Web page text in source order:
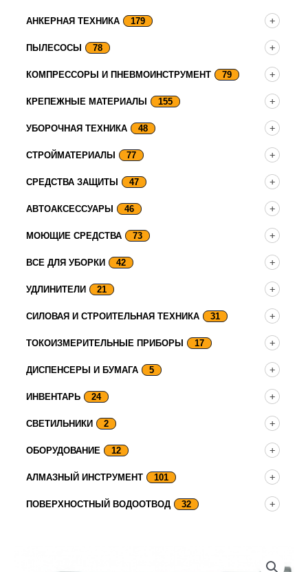
АНКЕРНАЯ ТЕХНИКА 179
ПЫЛЕСОСЫ 78
КОМПРЕССОРЫ И ПНЕВМОИНСТРУМЕНТ 79
КРЕПЕЖНЫЕ МАТЕРИАЛЫ 155
УБОРОЧНАЯ ТЕХНИКА 48
СТРОЙМАТЕРИАЛЫ 77
СРЕДСТВА ЗАЩИТЫ 47
АВТОАКСЕССУАРЫ 46
МОЮЩИЕ СРЕДСТВА 73
ВСЕ ДЛЯ УБОРКИ 42
УДЛИНИТЕЛИ 21
СИЛОВАЯ И СТРОИТЕЛЬНАЯ ТЕХНИКА 31
ТОКОИЗМЕРИТЕЛЬНЫЕ ПРИБОРЫ 17
ДИСПЕНСЕРЫ И БУМАГА 5
ИНВЕНТАРЬ 24
СВЕТИЛЬНИКИ 2
ОБОРУДОВАНИЕ 12
АЛМАЗНЫЙ ИНСТРУМЕНТ 101
ПОВЕРХНОСТНЫЙ ВОДООТВОД 32